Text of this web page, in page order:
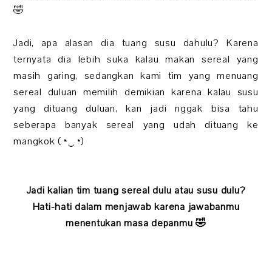
🤣
Jadi, apa alasan dia tuang susu dahulu? Karena
ternyata dia lebih suka kalau makan sereal yang
masih garing, sedangkan kami tim yang menuang
sereal duluan memilih demikian karena kalau susu
yang dituang duluan, kan jadi nggak bisa tahu
seberapa banyak sereal yang udah dituang ke
mangkok (◔‿◔)
Jadi kalian tim tuang sereal dulu atau susu dulu?
Hati-hati dalam menjawab karena jawabanmu
menentukan masa depanmu 🤣